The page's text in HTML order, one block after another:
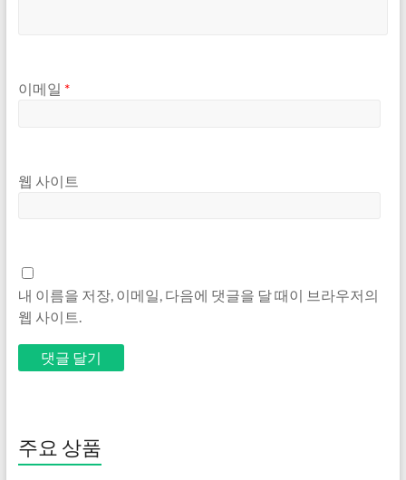
이메일 *
웹 사이트
내 이름을 저장, 이메일, 다음에 댓글을 달 때이 브라우저의
웹 사이트.
주요 상품